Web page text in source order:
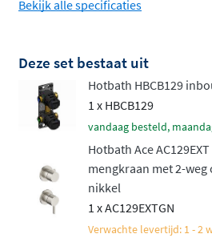
Bevestig de handdouche op
de hoogte wil aanpassen.
Net als de rest van de Hotbath Ace
voor hoge kwaliteit en een verfijnd,
Bovendien is het een aantrekkelijk
voor de luxueuze Cobber serie.
gebruiksgemak, maar ook een
perfect in elke moderne badkamer
doucheset die jouw dagelijkse
Bekijk alle specificaties
Deze set bestaat uit
Hotbath HBCB129
1 x HBCB129
vandaag besteld,
Hotbath Ace
mengkraan met 2-
nikkel
1 x AC129EXTGN
Verwachte levertijd: 1 - 2